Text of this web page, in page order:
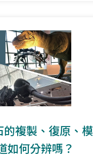
的複製、復原、模
如何分辨嗎？